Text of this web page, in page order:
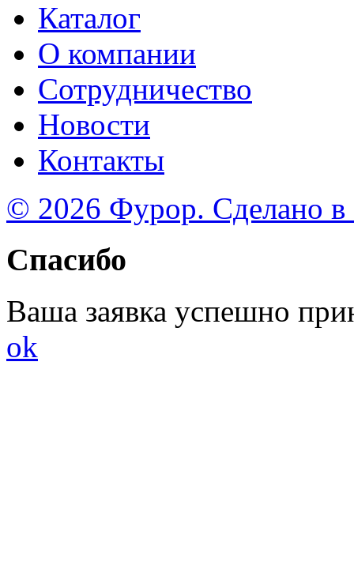
Каталог
О компании
Сотрудничество
Новости
Контакты
© 2026 Фурор. Сделано в
Спасибо
Ваша заявка успешно
ok